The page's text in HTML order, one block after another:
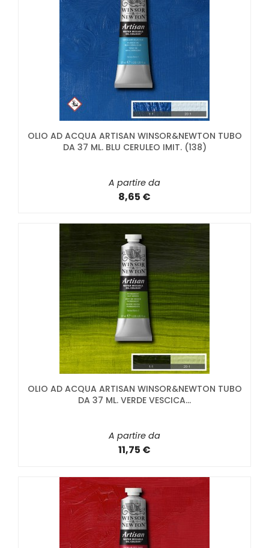
OLIO AD ACQUA ARTISAN WINSOR&NEWTON TUBO
DA 37 ML. BLU CERULEO IMIT. (138)
A partire da
8,65 €
OLIO AD ACQUA ARTISAN WINSOR&NEWTON TUBO
DA 37 ML. VERDE VESCICA...
A partire da
11,75 €